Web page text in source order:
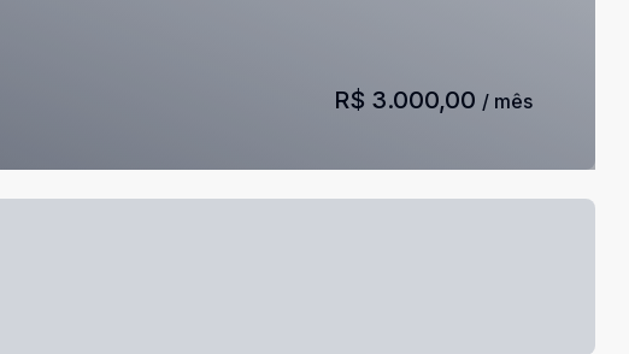
R$ 3.000,00 / mês